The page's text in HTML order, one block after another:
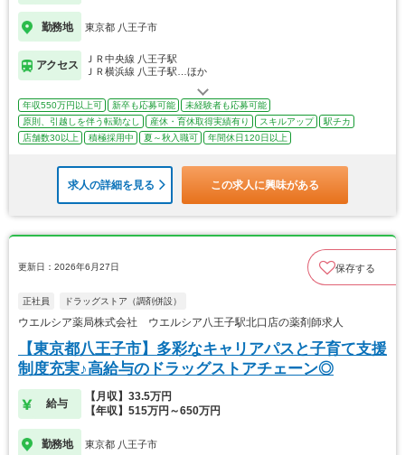
勤務地 東京都 八王子市
アクセス
ＪＲ中央線 八王子駅
ＪＲ横浜線 八王子駅…ほか
年収550万円以上可 新卒も応募可能
未経験者も応募可能
原則、引越しを伴う転勤なし
産休・育休取得実績有り スキルアップ
駅チカ
店舗数30以上
積極採用中 夏～秋入職可 年間休日120日以上
求人の詳細を見る この求人に興味がある
更新日：2026年6月27日 保存する
正社員 ドラッグストア（調剤併設）
ウエルシア薬局株式会社 ウエルシア八王子駅北口店の薬剤師求人
【東京都八王子市】多彩なキャリアパスと子育て支援
制度充実♪高給与のドラッグストアチェーン◎
給与
【月収】33.5万円
【年収】515万円～650万円
勤務地 東京都 八王子市